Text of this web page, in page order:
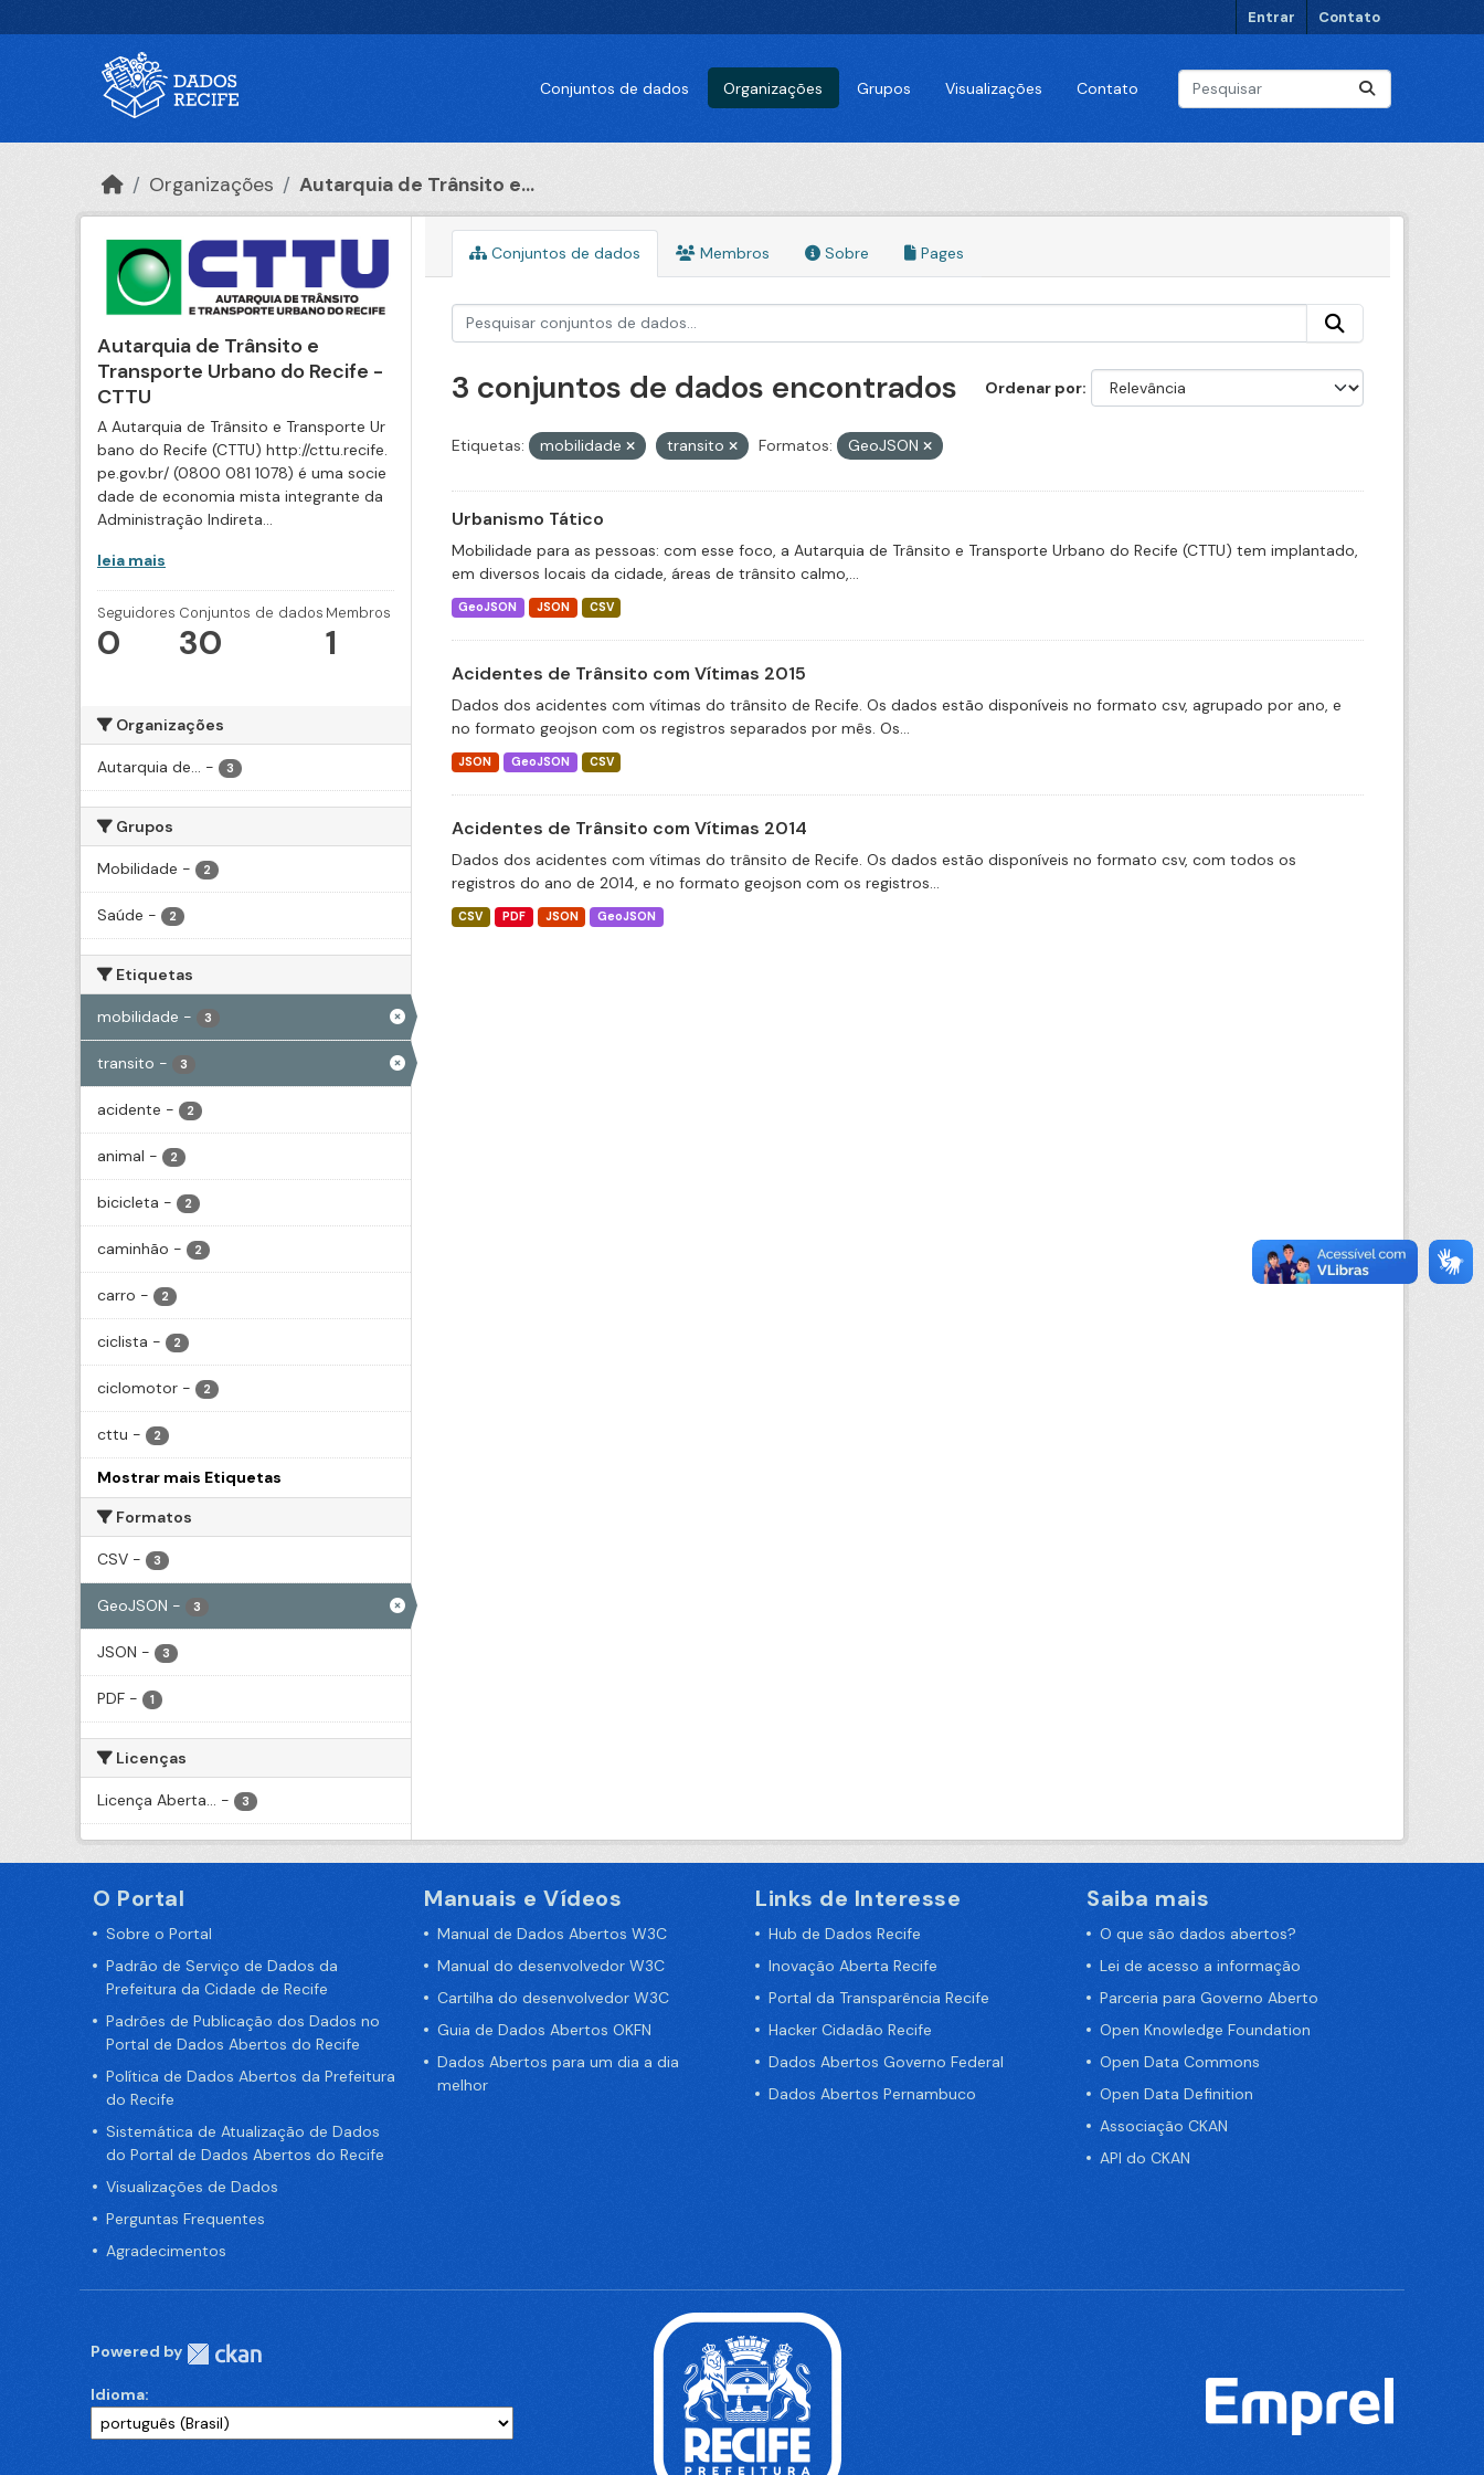
Entrar Contato
Conjuntos de dados Organizações Grupos Visualizações Contato
Organizações Autarquia de Trânsito e...
Autarquia de Trânsito e
Transporte Urbano do Recife -
CTTU
A Autarquia de Trânsito e Transporte Ur
bano do Recife (CTTU) http://cttu.recife.
pe.gov.br/ (0800 081 1078) é uma socie
dade de economia mista integrante da
Administração Indireta...
leia mais
Seguidores
0
Conjuntos de dados
30
Membros
1
Organizações
Autarquia de... - 3
Grupos
Mobilidade - 2
Saúde - 2
Etiquetas
mobilidade - 3
transito - 3
acidente - 2
animal - 2
bicicleta - 2
caminhão - 2
carro - 2
ciclista - 2
ciclomotor - 2
cttu - 2
Mostrar mais Etiquetas
Formatos
CSV - 3
GeoJSON - 3
JSON - 3
PDF - 1
Licenças
Licença Aberta... - 3
Conjuntos de dados Membros Sobre Pages
Ordenar por
3 conjuntos de dados encontrados
Etiquetas: mobilidade transito Formatos: GeoJSON
Urbanismo Tático
Mobilidade para as pessoas: com esse foco, a Autarquia de Trânsito e Transporte Urbano do Recife (CTTU) tem implantado,
em diversos locais da cidade, áreas de trânsito calmo,...
GeoJSON JSON CSV
Acidentes de Trânsito com Vítimas 2015
Dados dos acidentes com vítimas do trânsito de Recife. Os dados estão disponíveis no formato csv, agrupado por ano, e
no formato geojson com os registros separados por mês. Os...
JSON GeoJSON CSV
Acidentes de Trânsito com Vítimas 2014
Dados dos acidentes com vítimas do trânsito de Recife. Os dados estão disponíveis no formato csv, com todos os
registros do ano de 2014, e no formato geojson com os registros...
CSV PDF JSON GeoJSON
O Portal
Sobre o Portal
Padrão de Serviço de Dados da
Prefeitura da Cidade de Recife
Padrões de Publicação dos Dados no
Portal de Dados Abertos do Recife
Política de Dados Abertos da Prefeitura
do Recife
Sistemática de Atualização de Dados
do Portal de Dados Abertos do Recife
Visualizações de Dados
Perguntas Frequentes
Agradecimentos
Manuais e Vídeos
Manual de Dados Abertos W3C
Manual do desenvolvedor W3C
Cartilha do desenvolvedor W3C
Guia de Dados Abertos OKFN
Dados Abertos para um dia a dia
melhor
Links de Interesse
Hub de Dados Recife
Inovação Aberta Recife
Portal da Transparência Recife
Hacker Cidadão Recife
Dados Abertos Governo Federal
Dados Abertos Pernambuco
Saiba mais
O que são dados abertos?
Lei de acesso a informação
Parceria para Governo Aberto
Open Knowledge Foundation
Open Data Commons
Open Data Definition
Associação CKAN
API do CKAN
Powered by
Idioma